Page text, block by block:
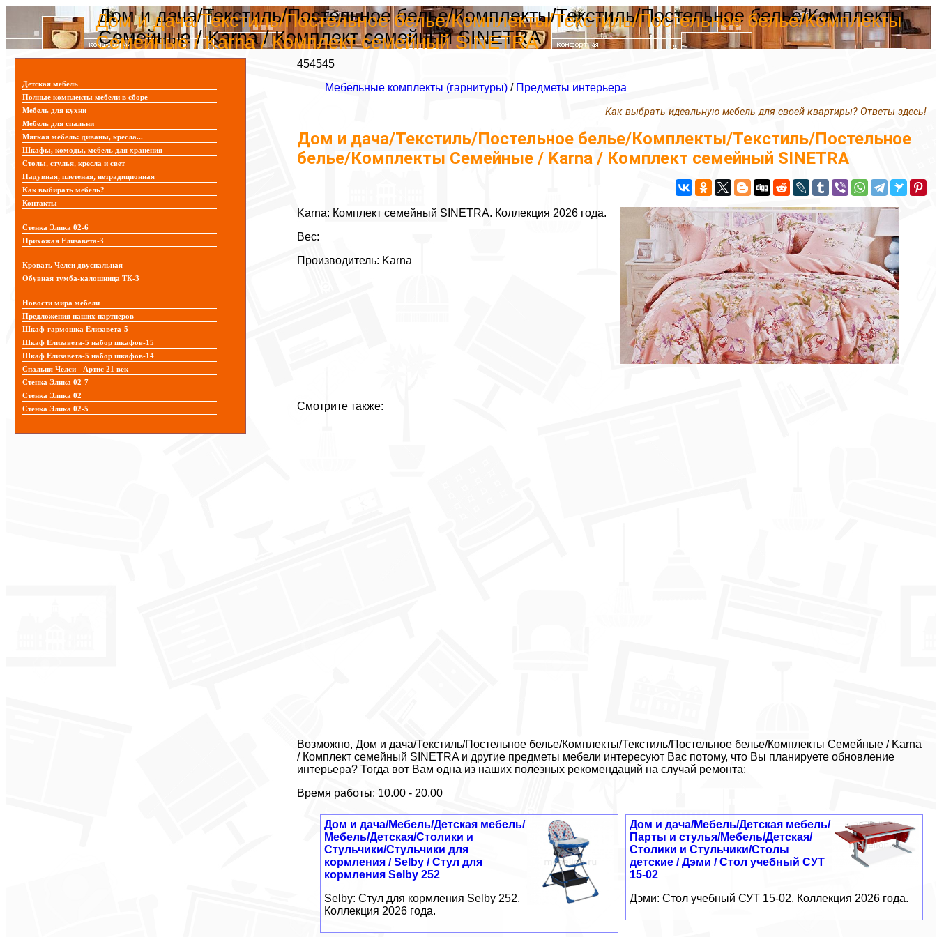
Дом и дача/Текстиль/Постельное белье/Комплекты/Текстиль/Постельное белье/Комплекты
Семейные / Karna / Комплект семейный SINETRA
Дом и дача/Текстиль/Постельное белье/Комплекты/Текстиль/Постельное белье/Комплекты
Семейные / Karna / Комплект семейный SINETRA
454545
Мебельные комплекты (гарнитуры) / Предметы интерьера
Как выбрать идеальную мебель для своей квартиры? Ответы здесь!
Дом и дача/Текстиль/Постельное белье/Комплекты/Текстиль/Постельное
белье/Комплекты Семейные / Karna / Комплект семейный SINETRA
Karna: Комплект семейный SINETRA. Коллекция 2026 года.
Вес:
Производитель: Karna
Смотрите также:
Возможно, Дом и дача/Текстиль/Постельное белье/Комплекты/Текстиль/Постельное белье/Комплекты Семейные / Karna
/ Комплект семейный SINETRA и другие предметы мебели интересуют Вас потому, что Вы планируете обновление
интерьера? Тогда вот Вам одна из наших полезных рекомендаций на случай ремонта:
Время работы: 10.00 - 20.00
Дом и дача/Мебель/Детская мебель/
Парты и стулья/Мебель/Детская/
Столики и Стульчики/Столы
детские / Дэми / Стол учебный СУТ
15-02
Дэми: Стол учебный СУТ 15-02. Коллекция 2026 года.
Дом и дача/Мебель/Детская мебель/
Мебель/Детская/Столики и
Стульчики/Стульчики для
кормления / Selby / Стул для
кормления Selby 252
Selby: Стул для кормления Selby 252.
Коллекция 2026 года.
Детская мебель
Полные комплекты мебели в сборе
Мебель для кухни
Мебель для спальни
Мягкая мебель: диваны, кресла...
Шкафы, комоды, мебель для хранения
Столы, стулья, кресла и свет
Надувная, плетеная, нетрадиционная
Как выбирать мебель?
Контакты
Стенка Элика 02-6
Прихожая Елизавета-3
Кровать Челси двуспальная
Обувная тумба-калошница ТК-3
Новости мира мебели
Предложения наших партнеров
Шкаф-гармошка Елизавета-5
Шкаф Елизавета-5 набор шкафов-15
Шкаф Елизавета-5 набор шкафов-14
Спальня Челси - Артис 21 век
Стенка Элика 02-7
Стенка Элика 02
Стенка Элика 02-5